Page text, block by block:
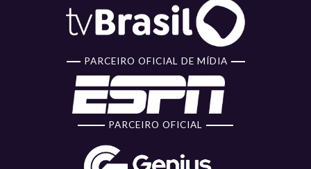
PARCEIRO OFICIAL DE MÍDIA
PARCEIRO OFICIAL